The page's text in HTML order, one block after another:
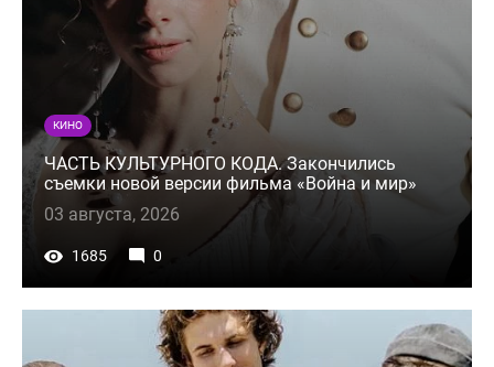
КИНО
ЧАСТЬ КУЛЬТУРНОГО КОДА. Закончились
съемки новой версии фильма «Война и мир»
03 августа, 2026
1685 0